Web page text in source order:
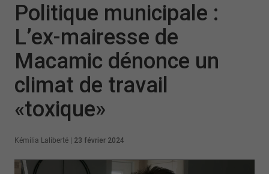
Politique municipale :
L’ex-mairesse de
Macamic dénonce un
climat de travail
«toxique»
Kémilia Laliberté 23 février 2024